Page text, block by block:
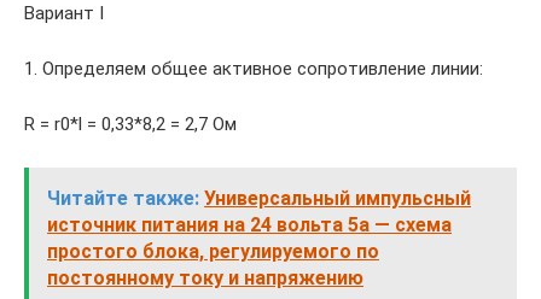
Вариант I
1. Определяем общее активное сопротивление линии:
R = r0*l = 0,33*8,2 = 2,7 Ом
Читайте также: Универсальный импульсный
источник питания на 24 вольта 5а — схема
простого блока, регулируемого по
постоянному току и напряжению